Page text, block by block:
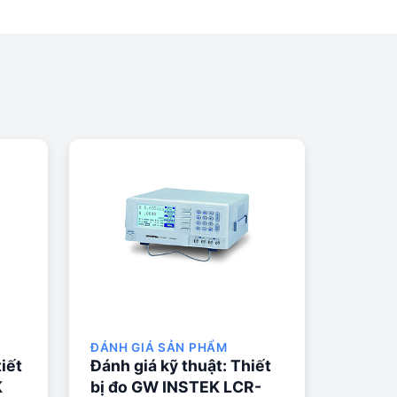
ĐÁNH GIÁ SẢN PHẨM
Đánh giá kỹ thuật: Thiết
bị đo GW INSTEK LCR-